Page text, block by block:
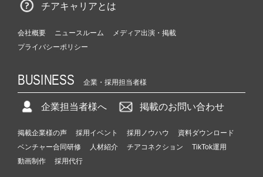
チアキャリアとは
会社概要 ニュースルーム
メディア出演・掲載
プライバシーポリシー
BUSINESS 企業・採用担当者様
企業担当者様へ 掲載のお問い合わせ
掲載企業様の声 採用イベント 採用ノウハウ
資料ダウンロード
ベンチャー合同研修
人材紹介 チアコネクション
TikTok運用
動画制作
採用代行